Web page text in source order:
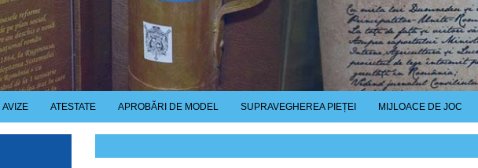
AVIZE ATESTATE APROBĂRI DE MODEL SUPRAVEGHEREA PIEȚEI MIJLOACE DE JOC